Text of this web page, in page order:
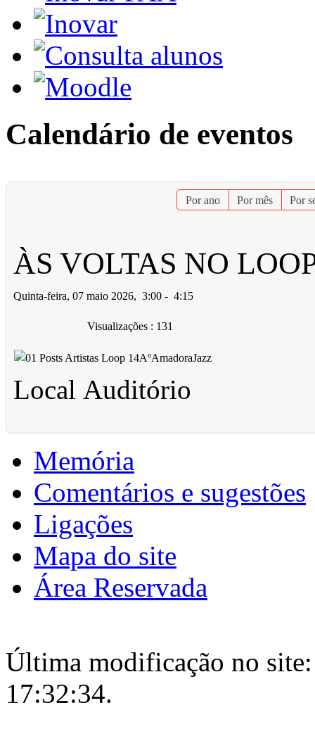
Calendário de eventos
Por ano Por mês Por
ÀS VOLTAS NO
Quinta-feira, 07 maio 2026, 3:00 - 4:15
Visualizações: 131
Local Auditório
Memória
Comentários e sugestões
Ligações
Mapa do site
Área Reservada
Última modificação no
17:32:34.